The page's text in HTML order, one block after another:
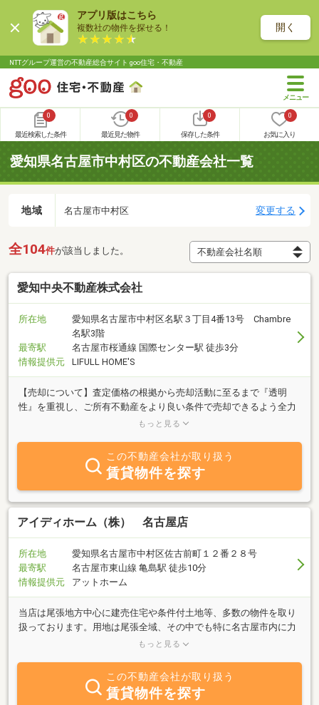
アプリ版はこちら
複数社の物件を探せる！ 開く
NTTグループ運営の不動産総合サイト goo住宅・不動産
0
最近検索した条件
0
最近見た物件
0
保存した条件
0
お気に入り
愛知県名古屋市中村区の不動産会社一覧
地域 名古屋市中村区 変更する
全104件が該当しました。
愛知中央不動産株式会社
所在地
愛知県名古屋市中村区名駅３丁目4番13号 Chambre
名駅3階
最寄駅
名古屋市桜通線 国際センター駅 徒歩3分
情報提供元
LIFULL HOME'S
【売却について】査定価格の根拠から売却活動に至るまで『透明
性』を重視し、ご所有不動産をより良い条件で売却できるよう全力
でサポートします。納得の不動産売却なら是非当社にお任せくださ
もっと見る
この不動産会社が取り扱う
賃貸物件を探す
アイディホーム（株） 名古屋店
所在地
愛知県名古屋市中村区佐古前町１２番２８号
最寄駅
名古屋市東山線 亀島駅 徒歩10分
情報提供元
アットホーム
当店は尾張地方中心に建売住宅や条件付土地等、多数の物件を取り
扱っております。用地は尾張全域、その中でも特に名古屋市内に力
を入れております。1棟現場から開発現場まで積極的に仕入れ強化
お気軽にお立ち寄りください。
もっと見る
この不動産会社が取り扱う
賃貸物件を探す